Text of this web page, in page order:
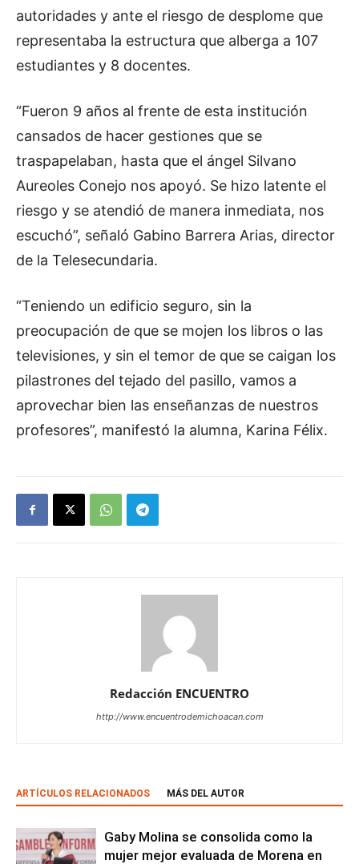
autoridades y ante el riesgo de desplome que
representaba la estructura que alberga a 107
estudiantes y 8 docentes.
“Fueron 9 años al frente de esta institución
cansados de hacer gestiones que se
traspapelaban, hasta que el ángel Silvano
Aureoles Conejo nos apoyó. Se hizo latente el
riesgo y se atendió de manera inmediata, nos
escuchó”, señaló Gabino Barrera Arias, director
de la Telesecundaria.
“Teniendo un edificio seguro, sin la
preocupación de que se mojen los libros o las
televisiones, y sin el temor de que se caigan los
pilastrones del tejado del pasillo, vamos a
aprovechar bien las enseñanzas de nuestros
profesores”, manifestó la alumna, Karina Félix.
Redacción ENCUENTRO
http://www.encuentrodemichoacan.com
ARTÍCULOS RELACIONADOS MÁS DEL AUTOR
Gaby Molina se consolida como la
mujer mejor evaluada de Morena en